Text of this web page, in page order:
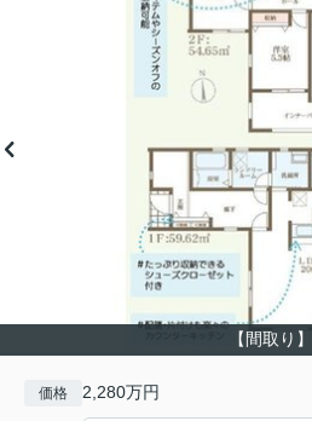
【間取り】
価格 2,280万円